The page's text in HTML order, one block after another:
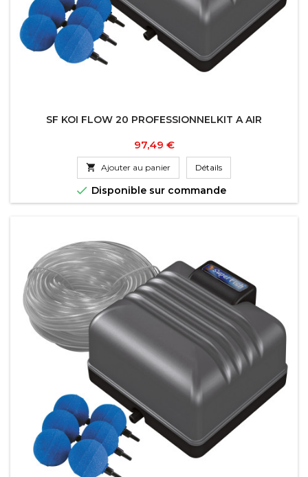
SF KOI FLOW 20 PROFESSIONNELKIT A AIR
Prix
97,49 €
 Ajouter au panier Détails
 Disponible sur commande